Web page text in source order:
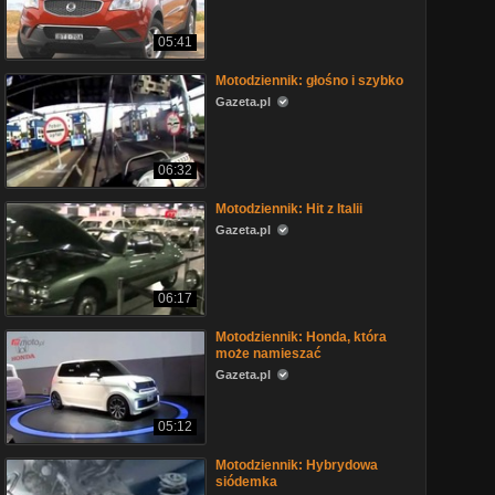
05:41
06:32
Motodziennik: głośno i szybko
Gazeta.pl
06:17
Motodziennik: Hit z Italii
Gazeta.pl
05:12
Motodziennik: Honda, która
może namieszać
Gazeta.pl
Motodziennik: Hybrydowa
siódemka